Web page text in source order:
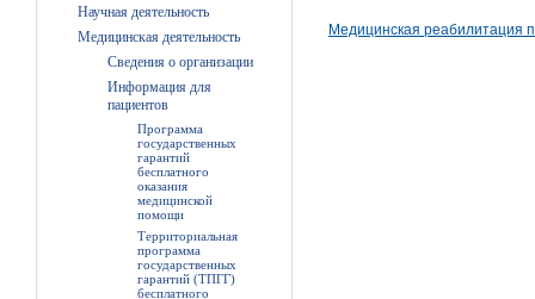
Научная деятельность
Медицинская деятельность
Сведения о организации
Информация для
пациентов
Программа
государственных
гарантий
бесплатного
оказания
медицинской
помощи
Территориальная
программа
государственных
гарантий (ТПГГ)
бесплатного
Медицинская реабилитация